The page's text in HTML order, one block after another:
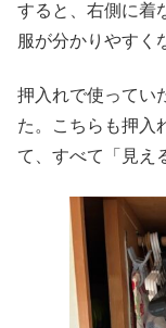
すると、右側に着
服が分かりやすく
押入れで使ってい
た。こちらも押入
て、すべて「見え